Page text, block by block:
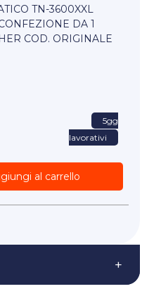
TN-3600XXL
DA 1
COD. ORIGINALE
5gg
lavorativi
al carrello
+